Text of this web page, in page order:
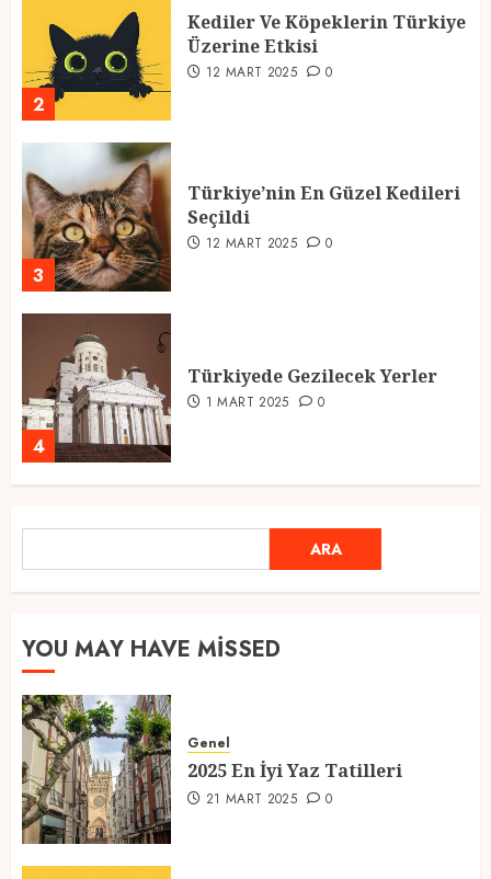
2
Kediler Ve Köpeklerin Türkiye
Üzerine Etkisi
12 MART 2025 0
3
Türkiye’nin En Güzel Kedileri
Seçildi
12 MART 2025 0
4
Türkiyede Gezilecek Yerler
1 MART 2025 0
Ramazan Ayı 2025: Manevi
Atmosfer ve Özel Hazırlıklar
28 ŞUBAT 2025 0
1
21 MART 2025
ARA
YOU MAY HAVE MISSED
Genel
2025 En İyi Yaz Tatilleri
21 MART 2025 0